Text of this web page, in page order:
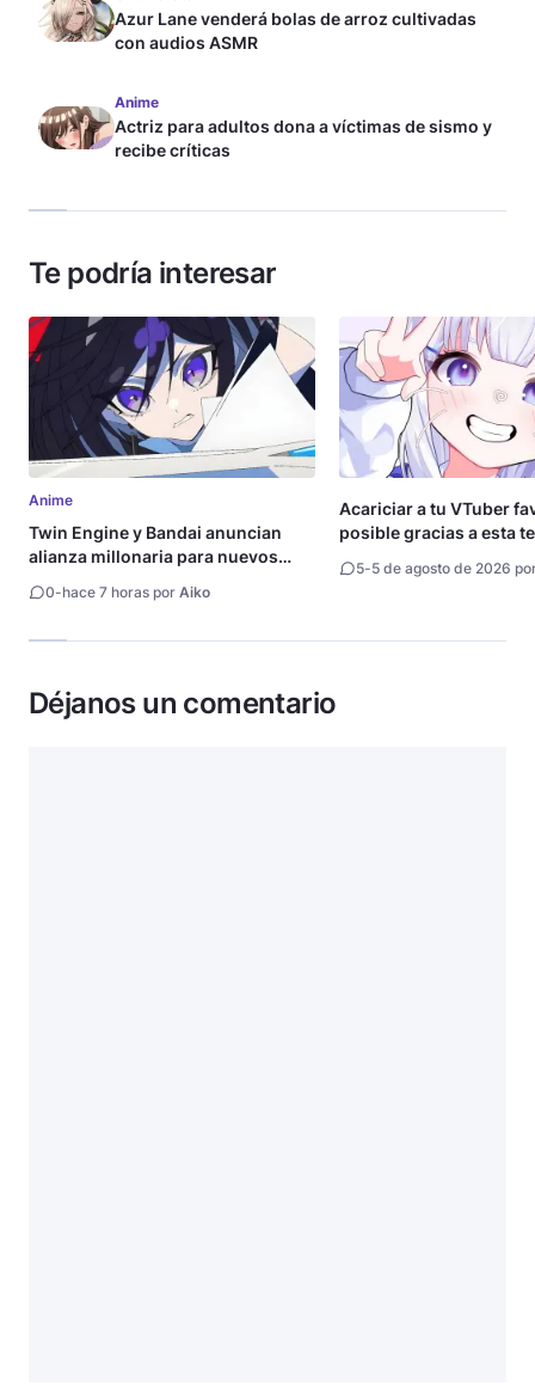
Azur Lane venderá bolas de arroz cultivadas
con audios ASMR
Anime
Actriz para adultos dona a víctimas de sismo y
recibe críticas
Te podría interesar
Anime
Twin Engine y Bandai anuncian
alianza millonaria para nuevos
0-hace 7 horas por Aiko
Acariciar a tu VTuber
posible gracias a esta
5-5 de agosto de 2026
Déjanos un comentario